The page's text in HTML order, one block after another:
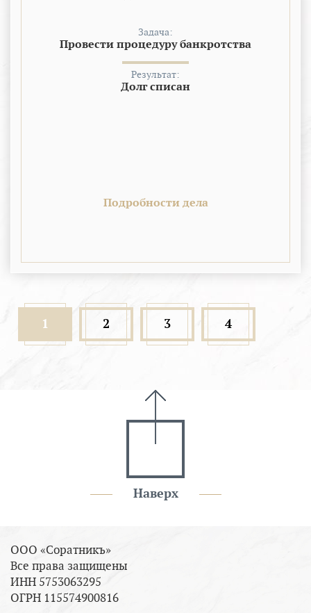
Задача:
Провести процедуру банкротства
Результат:
Долг списан
Подробности дела
1 2 3 4
Наверх
ООО «Соратникъ»
Все права защищены
ИНН 5753063295
ОГРН 115574900816